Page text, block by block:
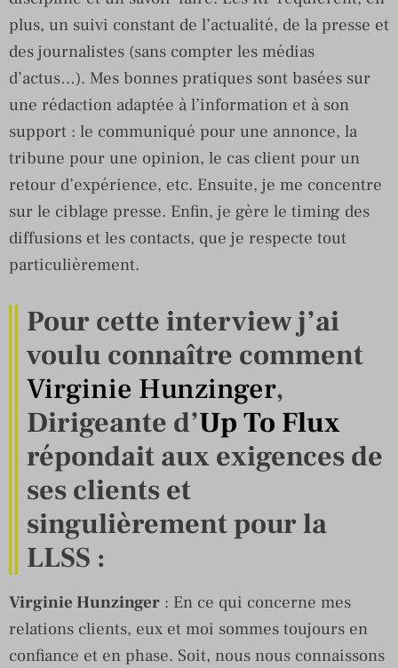
plus, un suivi constant de l’actualité, de la presse et
des journalistes (sans compter les médias
d’actus…). Mes bonnes pratiques sont basées sur
une rédaction adaptée à l’information et à son
support : le communiqué pour une annonce, la
tribune pour une opinion, le cas client pour un
retour d’expérience, etc. Ensuite, je me concentre
sur le ciblage presse. Enfin, je gère le timing des
diffusions et les contacts, que je respecte tout
particulièrement.
Pour cette interview j’ai
voulu connaître comment
Virginie Hunzinger,
Dirigeante d’Up To Flux
répondait aux exigences de
ses clients et
singulièrement pour la
LLSS :
Virginie Hunzinger : En ce qui concerne mes
relations clients, eux et moi sommes toujours en
confiance et en phase. Soit, nous nous connaissons